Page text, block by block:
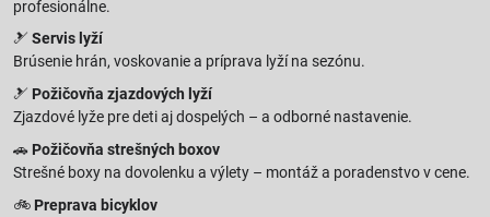
profesionálne.
🎿 Servis lyží
Brúsenie hrán, voskovanie a príprava lyží na sezónu.
🎿 Požičovňa zjazdových lyží
Zjazdové lyže pre deti aj dospelých – a odborné nastavenie.
🚗 Požičovňa strešných boxov
Strešné boxy na dovolenku a výlety – montáž a poradenstvo v cene.
🚲 Preprava bicyklov